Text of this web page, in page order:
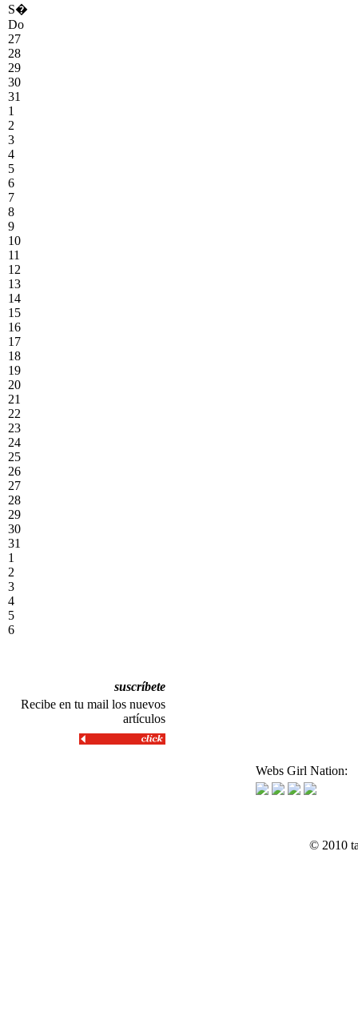
S�
Do
27
28
29
30
31
1
2
3
4
5
6
7
8
9
10
11
12
13
14
15
16
17
18
19
20
21
22
23
24
25
26
27
28
29
30
31
1
2
3
4
5
6
suscríbete
Recibe en tu mail los nuevos
artículos
Webs Girl Nation:
© 2010